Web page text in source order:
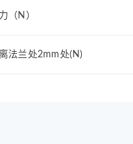
（N）
法兰处2mm处(N)